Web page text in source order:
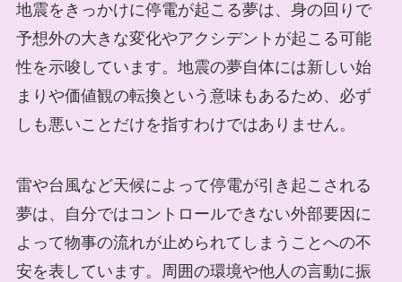
地震をきっかけに停電が起こる夢は、身の回りで
予想外の大きな変化やアクシデントが起こる可能
性を示唆しています。地震の夢自体には新しい始
まりや価値観の転換という意味もあるため、必ず
しも悪いことだけを指すわけではありません。
雷や台風など天候によって停電が引き起こされる
夢は、自分ではコントロールできない外部要因に
よって物事の流れが止められてしまうことへの不
安を表しています。周囲の環境や他人の言動に振